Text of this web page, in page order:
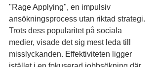
"Rage Applying", en impulsiv
ansökningsprocess utan riktad strategi.
Trots dess popularitet på sociala
medier, visade det sig mest leda till
misslyckanden. Effektiviteten ligger